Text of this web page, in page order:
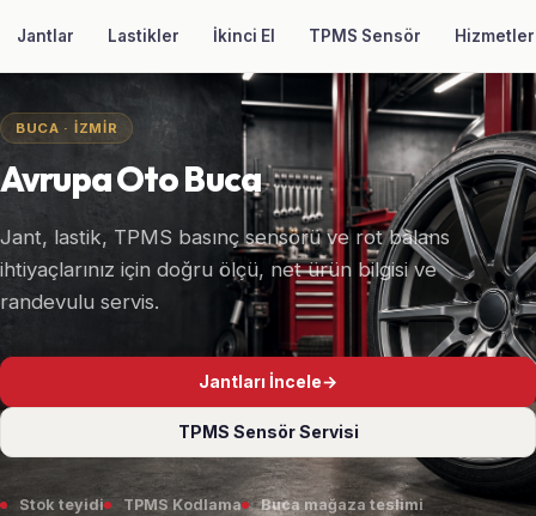
AVRUPA Avrupa Oto Buca
Jantlar Lastikler İkinci El TPMS Sensör Hizmetler
BUCA · İZMIR
Avrupa Oto Buca
Jant, lastik, TPMS basınç sensörü ve rot balans
ihtiyaçlarınız için doğru ölçü, net ürün bilgisi ve
randevulu servis.
Jantları İncele→
TPMS Sensör Servisi
Stok teyidi TPMS Kodlama Buca mağaza teslimi